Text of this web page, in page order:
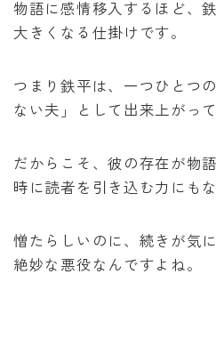
物語に感情移入するほど、
大きくなる仕掛けです。
つまり鉄平は、一つひとつ
ない夫」として出来上がっ
だからこそ、彼の存在が物
時に読者を引き込む力にも
憎たらしいのに、続きが気
絶妙な悪役なんですよね。